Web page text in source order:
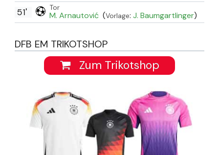
Tor
M. Arnautović (Vorlage: J. Baumgartlinger)
51'
DFB EM TRIKOTSHOP
Zum Trikotshop